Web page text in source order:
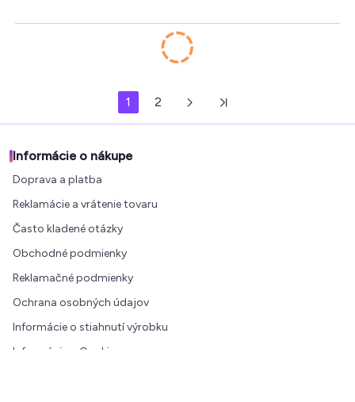
1 2
Informácie o nákupe
Doprava a platba
Reklamácie a vrátenie tovaru
Často kladené otázky
Obchodné podmienky
Reklamačné podmienky
Ochrana osobných údajov
Informácie o stiahnutí výrobku
Informácie o Cookies